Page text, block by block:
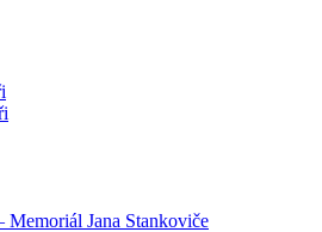
Memoriál Jana Stankoviče